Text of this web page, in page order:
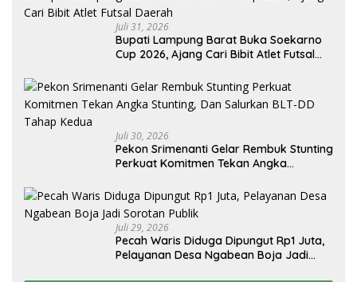
Juli 31, 2026
Bupati Lampung Barat Buka Soekarno
Cup 2026, Ajang Cari Bibit Atlet Futsal
Juli 30, 2026
Pekon Srimenanti Gelar Rembuk Stunting
Perkuat Komitmen Tekan Angka
Kedua
Juli 29, 2026
Pecah Waris Diduga Dipungut Rp1 Juta,
Pelayanan Desa Ngabean Boja Jadi